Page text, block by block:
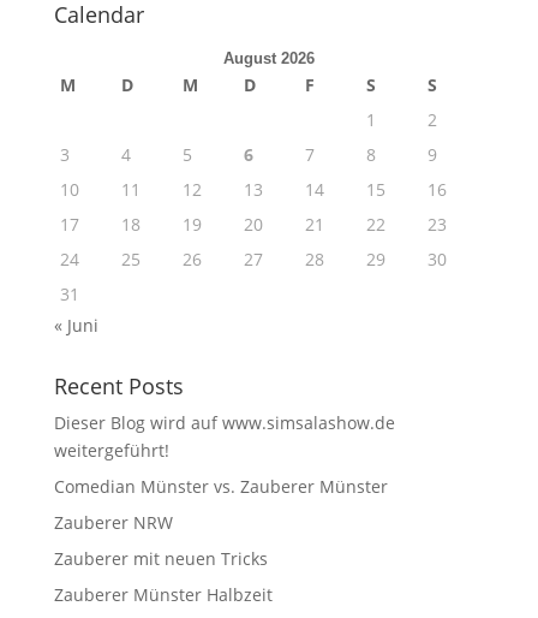
Calendar
August 2026
M D M D F S
S
1
2
3
4 5 6 7 8
9
10
11 12 13 14 15
16
17
18 19 20 21 22
23
24
25 26 27 28 29
30
31
« Juni
Recent Posts
Dieser Blog wird auf www.simsalashow.de
weitergeführt!
Comedian Münster vs. Zauberer Münster
Zauberer NRW
Zauberer mit neuen Tricks
Zauberer Münster Halbzeit